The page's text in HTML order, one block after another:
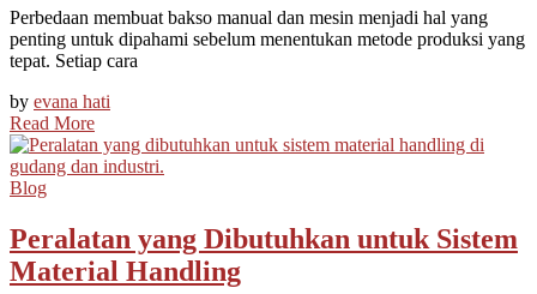
Perbedaan membuat bakso manual dan mesin menjadi hal yang
penting untuk dipahami sebelum menentukan metode produksi yang
tepat. Setiap cara
by evana hati
Read More
Blog
Peralatan yang Dibutuhkan untuk Sistem
Material Handling